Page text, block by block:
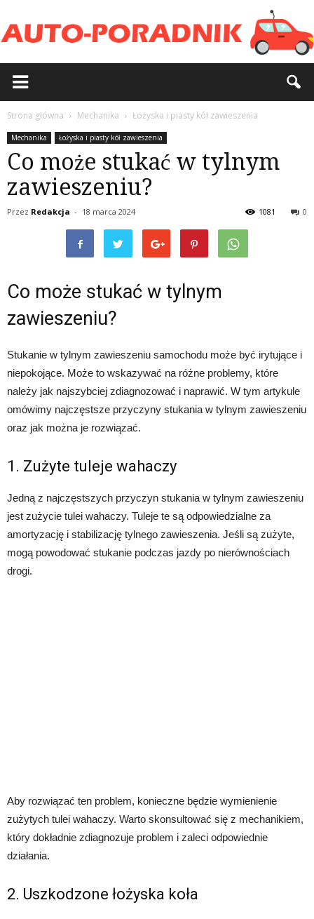
Strona główna Mechanika Łożyska i piasty kół zawieszenia
Mechanika Łożyska i piasty kół zawieszenia
Co może stukać w tylnym
zawieszeniu?
Przez Redakcja - 18 marca 2024 0
1081
Co może stukać w tylnym
zawieszeniu?
Stukanie w tylnym zawieszeniu samochodu może być irytujące i
niepokojące. Może to wskazywać na różne problemy, które
należy jak najszybciej zdiagnozować i naprawić. W tym artykule
omówimy najczęstsze przyczyny stukania w tylnym zawieszeniu
oraz jak można je rozwiązać.
1. Zużyte tuleje wahaczy
Jedną z najczęstszych przyczyn stukania w tylnym zawieszeniu
jest zużycie tulei wahaczy. Tuleje te są odpowiedzialne za
amortyzację i stabilizację tylnego zawieszenia. Jeśli są zużyte,
mogą powodować stukanie podczas jazdy po nierównościach
drogi.
Aby rozwiązać ten problem, konieczne będzie wymienienie
zużytych tulei wahaczy. Warto skonsultować się z mechanikiem,
który dokładnie zdiagnozuje problem i zaleci odpowiednie
działania.
2. Uszkodzone łożyska koła